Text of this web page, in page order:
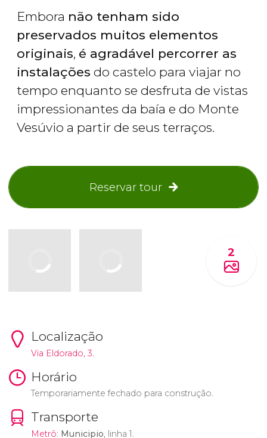
Embora não tenham sido
preservados muitos elementos
originais, é agradável percorrer as
instalações do castelo para viajar no
tempo enquanto se desfruta de vistas
impressionantes da baía e do Monte
Vesúvio a partir de seus terraços.
Reservar tour
2
Localização
Via Eldorado, 3.
Horário
Temporariamente fechado para construção.
Transporte
Metrô: Municipio, linha 1.